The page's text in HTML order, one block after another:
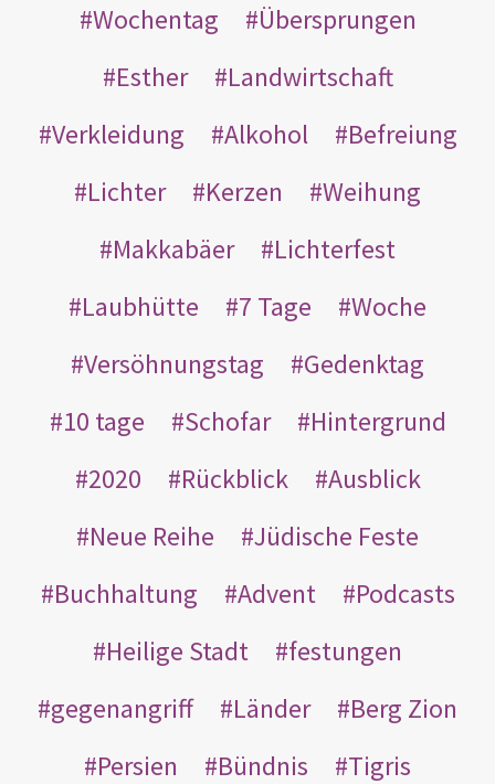
Wochentag
Übersprungen
Esther
Landwirtschaft
Verkleidung
Alkohol
Befreiung
Lichter
Kerzen
Weihung
Makkabäer
Lichterfest
Laubhütte
7 Tage
Woche
Versöhnungstag
Gedenktag
10 tage
Schofar
Hintergrund
2020
Rückblick
Ausblick
Neue Reihe
Jüdische Feste
Buchhaltung
Advent
Podcasts
Heilige Stadt
festungen
gegenangriff
Länder
Berg Zion
Persien
Bündnis
Tigris